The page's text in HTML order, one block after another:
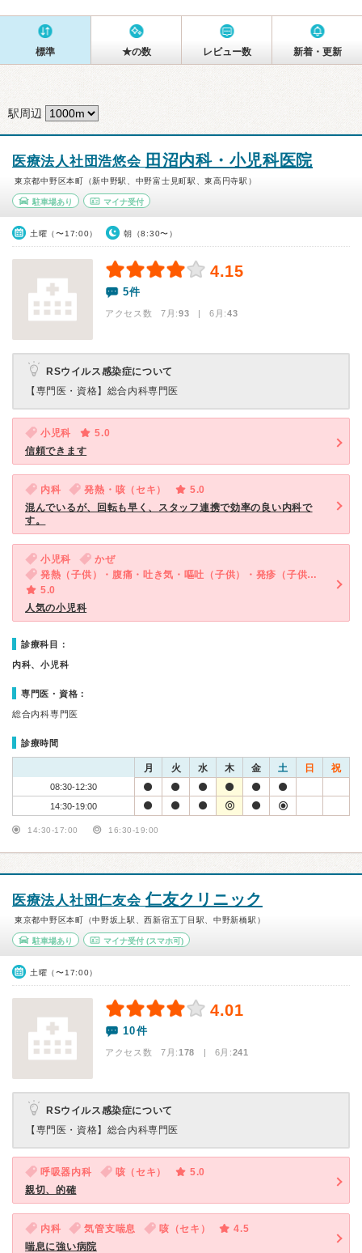
標準 ★の数 レビュー数 新着・更新
駅周辺
医療法人社団浩悠会 田沼内科・小児科医院
東京都中野区本町（新中野駅、中野富士見町駅、東高円寺駅）
駐車場あり マイナ受付
土曜（〜17:00） 朝（8:30〜）
4.15
5件
アクセス数 7月:93 | 6月:43
RSウイルス感染症について
【専門医・資格】 総合内科専門医
小児科
5.0
信頼できます
内科 発熱・咳（セキ）
5.0
混んでいるが、回転も早く、スタッフ連携で効率の良い内科で
す。
小児科
かぜ
発熱（子供）・腹痛・吐き気・嘔吐（子供）・発疹（子供）・咳・呼吸困難（子供）
5.0
人気の小児科
診療科目：
内科、小児科
専門医・資格：
総合内科専門医
診療時間
月 火 水 木 金 土 日 祝
08:30-12:30
14:30-19:00
14:30-17:00 16:30-19:00
医療法人社団仁友会仁友クリニック
東京都中野区本町（中野坂上駅、西新宿五丁目駅、中野新橋駅）
駐車場あり マイナ受付(スマホ可)
土曜（〜17:00）
4.01
10件
アクセス数 7月:178 | 6月:241
RSウイルス感染症について
【専門医・資格】 総合内科専門医
呼吸器内科 咳（セキ）
5.0
親切、的確
内科 気管支喘息 咳（セキ）
4.5
喘息に強い病院